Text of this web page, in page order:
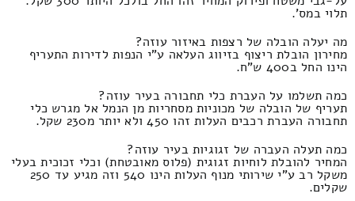
תלוי במס'.
מה יעלה הובלה של רצפות באיזור עוזה?
מחירון הובלת ריצוף בזיווג העלאה ע"י הנפות לדירות התעריף
הינו החל ב400 ש"ח.
כמה תשלמו על העברת כלי תחבורה בעיר עוזה?
תעריף של הובלה של מכוניות מסחריות מן הנמל אל מגרש כלי
תחבורה העברת רכבים העלות זהו 450 ולא יותר מ230 שקל.
כמה תעלה העברה של זגוגיות בעיר עוזה?
המחיר להובלת לוחיות זגוגית (פלוס מאובטחת) וכלי זכוכית בעלי
משקל רב ע"י שירותי מנוף העלות הינו 540 וזה מגיע עד 250
שקלים.